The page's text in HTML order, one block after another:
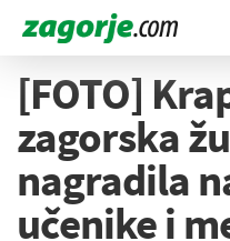
[FOTO]
zagorska
nagradila
učenike i